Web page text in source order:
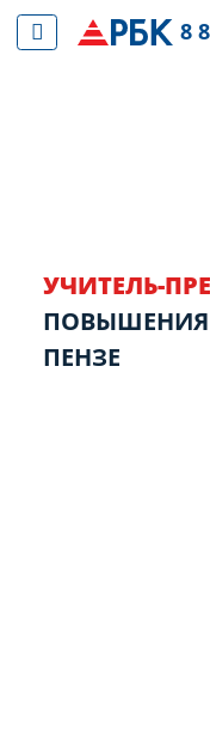
УЧИТЕЛЬ-
ПЕНЗЕ
8